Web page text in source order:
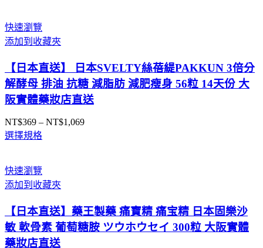
快速瀏覽
添加到收藏夾
【日本直送】 日本SVELTY絲蓓緹PAKKUN 3倍分
解酵母 排油 抗糖 減脂肪 減肥瘦身 56粒 14天份 大
阪實體藥妝店直送
NT$369 – NT$1,069價
NT$1,069
選擇規格
快速瀏覽
添加到收藏夾
【日本直送】藥王製藥 痛寶精 痛宝精 日本固樂沙
敏 軟骨素 葡萄糖胺 ツウホウセイ 300粒 大阪實體
藥妝店直送